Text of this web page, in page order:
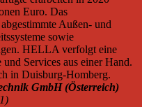
Euro. Das
Außen- und
sowie
HELLA verfolgt eine
Services aus einer Hand.
in Duisburg-Homberg.
GmbH (Österreich)